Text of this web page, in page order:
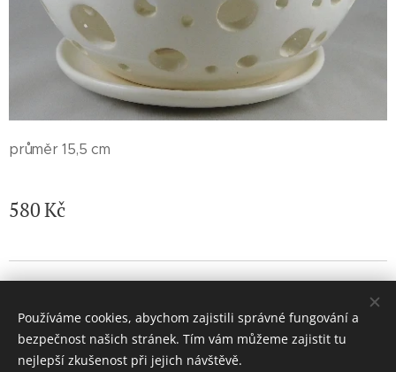
průměr 15,5 cm
580Kč
Vytvořeno službouWebnode Cookies
Používáme cookies, abychom zajistili správné fungování a
bezpečnost našich stránek. Tím vám můžeme zajistit tu
nejlepší zkušenost při jejich návštěvě.